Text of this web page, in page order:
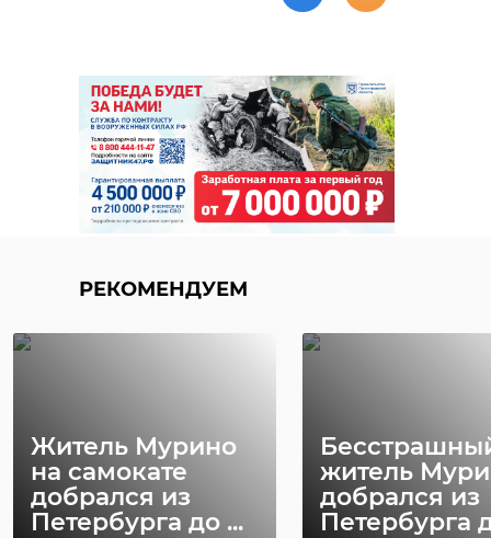
РЕКОМЕНДУЕМ
Житель Мурино
на самокате
добрался из
Петербурга до ...
житель
добрался из
Петербурга